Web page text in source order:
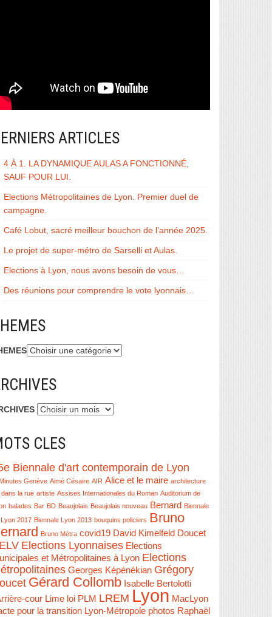
ARTICLES
4 À 1. LA DYNAMIQUE AULAS A FONCTIONNÉ,
SAUF POUR LUI.
Elections Métropolitaines de Lyon. Premier duel de
campagne.
Café Lobut, sacré meilleur bouchon de l’année 2025.
Le projet de super-métro de Sarselli et Aulas.
Elections à Lyon, nous avons besoin de vous…
Des réunions pour comprendre le vote lyonnais…
CLES
Biennale d'art contemporain de Lyon
Genève Aimé Césaire AIR Alice et le maire architecture
dans la rue artiste Assises Internationales du Roman Auditorium de
balades Bar BD Beaujolais Beaujolais nouveau Bernard
Biennale
2017 Biennale Lyon 2013 bouquins policiers Bruno
Bruno Métra covid19 David Kimelfeld Doucet
Elections Lyonnaises Elections
et Métropolitaines à Lyon Elections
Georges Képénékian Grégory
Gérard Collomb Isabelle Bertolotti
cour Lime loi PLM LREM Lyon MacLyon
pour la transition Lyon-Métropole photos Raphaël